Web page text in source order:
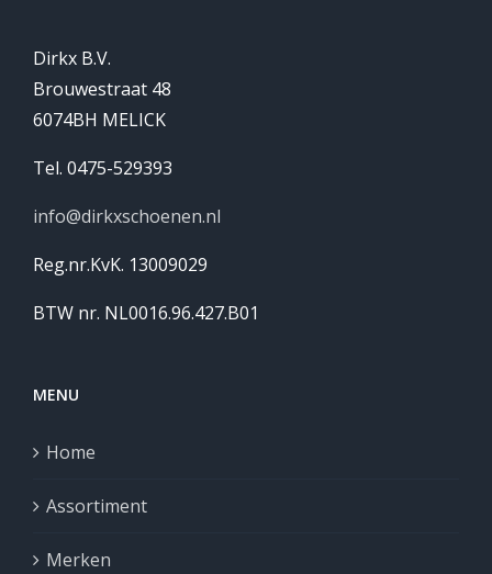
Dirkx B.V.
Brouwestraat 48
6074BH MELICK
Tel. 0475-529393
info@dirkxschoenen.nl
Reg.nr.KvK. 13009029
BTW nr. NL0016.96.427.B01
MENU
Home
Assortiment
Merken